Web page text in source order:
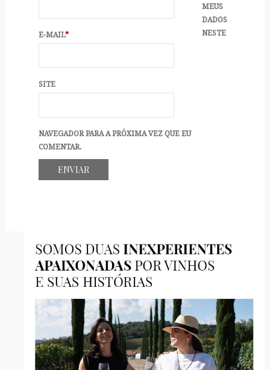
E-MAIL*
SITE
MEUS
DADOS
NESTE
NAVEGADOR PARA A PRÓXIMA VEZ QUE EU
COMENTAR.